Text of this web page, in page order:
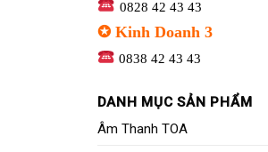
0828 42 43 43
✪ Kinh Doanh 3
0838 42 43 43
DANH MỤC SẢN PHẨM
Âm Thanh TOA